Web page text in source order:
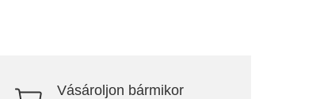
Vásároljon bármikor